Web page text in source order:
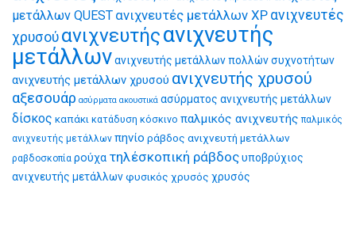
μετάλλων QUEST ανιχνευτές μετάλλων XP ανιχνευτές
χρυσού ανιχνευτήςανιχνευτής
μετάλλωνανιχνευτής μετάλλων πολλών συχνοτήτων
ανιχνευτής μετάλλων χρυσού ανιχνευτής χρυσού
αξεσουάρ ασύρματα ακουστικά ασύρματος ανιχνευτής μετάλλων
δίσκος καπάκι κατάδυση κόσκινο παλμικός ανιχνευτής παλμικός
ανιχνευτής μετάλλων πηνίο ράβδος ανιχνευτή μετάλλων
ραβδοσκοπία ρούχα τηλέσκοπική ράβδοςυποβρύχιος
ανιχνευτής μετάλλωνφυσικός χρυσός χρυσός